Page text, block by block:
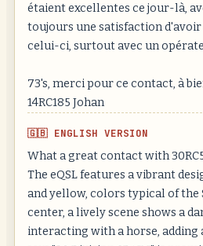
étaient excellentes ce jour-là,
toujours une satisfaction d'avoir
celui-ci, surtout avec un
73's, merci pour ce contact, à
14RC185 Johan
🇬🇧 ENGLISH VERSION
What a great contact with
The eQSL features a vibrant
and yellow, colors typical of the
center, a lively scene shows a
interacting with a horse, adding